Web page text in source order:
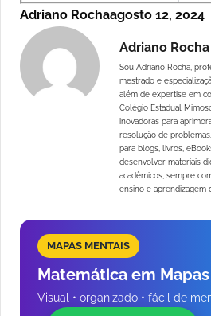
Adriano Rochaagosto 12, 2024
Adriano Rocha
Sou Adriano Rocha,
mestrado e
além de expertise em
Colégio Estadual
inovadoras para
resolução de
para blogs, livros,
desenvolver materiais
acadêmicos, sempre
ensino e aprendizagem
MAPAS MENTAIS
Matemática em
Visual • organizado • fácil de